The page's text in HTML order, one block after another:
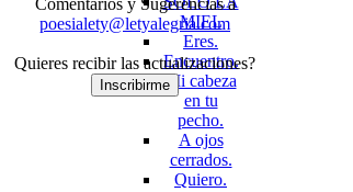
MIEL
Eres.
Encuentro.
Mi cabeza
en tu
pecho.
A ojos
cerrados.
Quiero.
Comentarios y Sugerencias a
poesialety@letyalegria.com
Quieres recibir las actualizaciones?
Inscribirme